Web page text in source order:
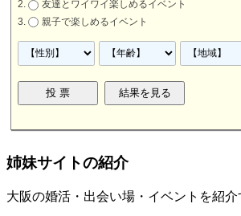
友達とワイワイ楽しめるイベント
親子で楽しめるイベント
姉妹サイトの紹介
大阪の婚活・出会い場・イベントを紹